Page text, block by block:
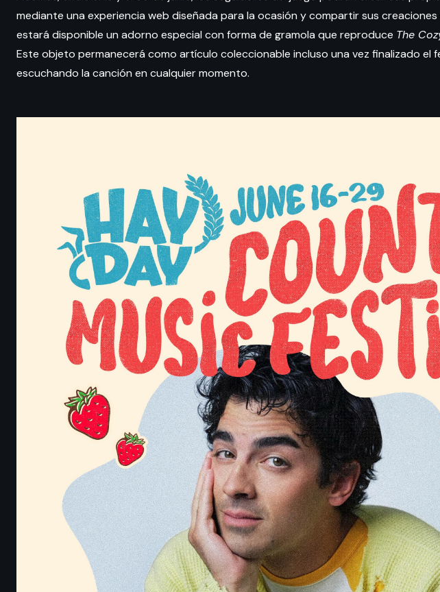
mediante una experiencia web diseñada para la ocasión y compartir sus
estará disponible un adorno especial con forma de gramola que reproduce The
Este objeto permanecerá como artículo coleccionable incluso una vez finalizado el
escuchando la canción en cualquier momento.